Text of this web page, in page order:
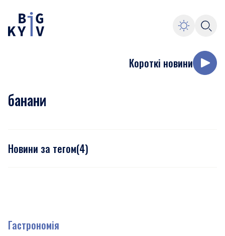
Короткі новини
банани
Новини за тегом(4)
Гастрономія